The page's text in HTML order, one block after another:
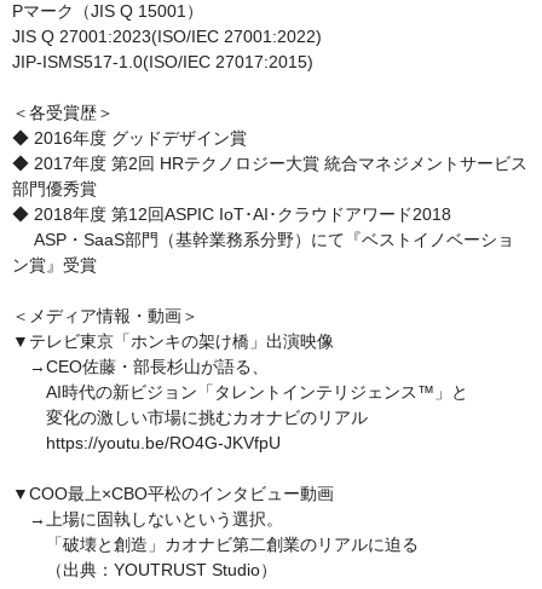
Pマーク（JIS Q 15001）
JIS Q 27001:2023(ISO/IEC 27001:2022)
JIP-ISMS517-1.0(ISO/IEC 27017:2015)
＜各受賞歴＞
◆ 2016年度 グッドデザイン賞
◆ 2017年度 第2回 HRテクノロジー大賞 統合マネジメントサービス
部門優秀賞
◆ 2018年度 第12回ASPIC IoT･AI･クラウドアワード2018
ASP・SaaS部門（基幹業務系分野）にて『ベストイノベーショ
ン賞』受賞
＜メディア情報・動画＞
▼テレビ東京「ホンキの架け橋」出演映像
→CEO佐藤・部長杉山が語る、
AI時代の新ビジョン「タレントインテリジェンス™」と
変化の激しい市場に挑むカオナビのリアル
https://youtu.be/RO4G-JKVfpU
▼COO最上×CBO平松のインタビュー動画
→上場に固執しないという選択。
「破壊と創造」カオナビ第二創業のリアルに迫る
（出典：YOUTRUST Studio）